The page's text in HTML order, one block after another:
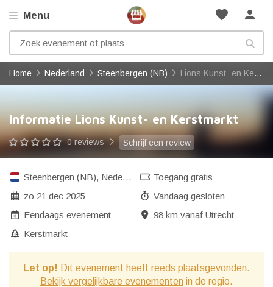
favorite person
Menu
Home Nederland Steenbergen (NB) Lions Kunst- en Kerstmarkt
Informatie Lions Kunst- en Kerstmarkt
0 reviews Schrijf een review
Steenbergen (NB), Nederland
zo 21 dec 2025
Eendaags evenement
Kerstmarkt
Toegang gratis
Vandaag gesloten
98 km vanaf Utrecht
Let op! Dit evenement heeft reeds plaatsgevonden.
Bekijk vergelijkbare evenementen in de regio.